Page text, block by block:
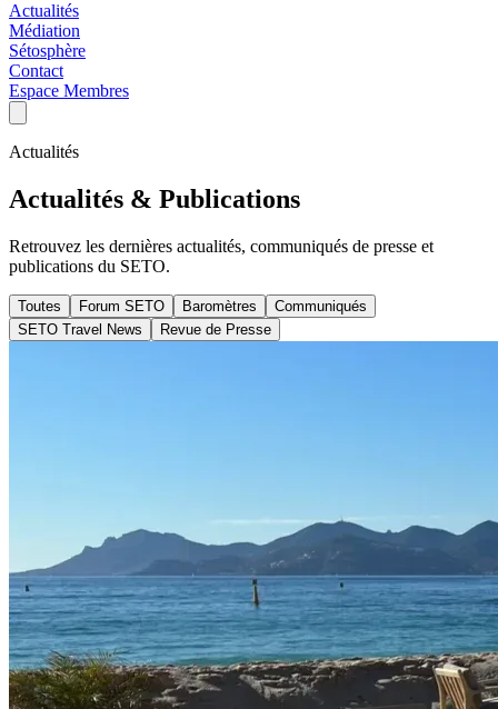
Actualités
Médiation
Sétosphère
Contact
Espace Membres
Actualités
Actualités & Publications
Retrouvez les dernières actualités, communiqués de presse et
publications du SETO.
Toutes Forum SETO Baromètres
Communiqués
SETO Travel News
Revue de Presse